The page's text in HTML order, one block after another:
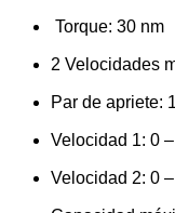
Torque: 30 nm
2 Velocidades
Par de apriete:
Velocidad 1: 0
Velocidad 2: 0